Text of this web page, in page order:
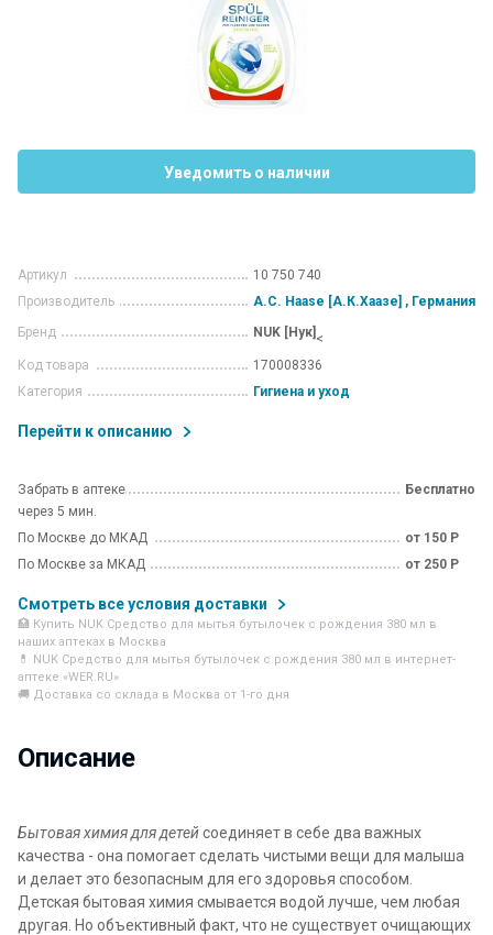
Уведомить о наличии
Артикул
10 750 740
Производитель
A.C. Haase [А.К.Хаазе] , Германия
Бренд
NUK [Нук] <
Код товара
170008336
Категория
Гигиена и уход
Перейти к описанию
Забрать в аптеке
через 5 мин.
Бесплатно
По Москве до МКАД
от 150 Р
По Москве за МКАД
от 250 Р
Смотреть все условия доставки
🏥 Купить NUK Средство для мытья бутылочек с рождения 380 мл в
наших аптеках в Москва
💊 NUK Средство для мытья бутылочек с рождения 380 мл в интернет-
аптеке «WER.RU»
🚚 Доставка со склада в Москва от 1-го дня
Описание
Бытовая химия для детейсоединяет в себе два важных
качества - она помогает сделать чистыми вещи для малыша
и делает это безопасным для его здоровья способом.
Детская бытовая химия смывается водой лучше, чем любая
другая. Но объективный факт, что не существует очищающих